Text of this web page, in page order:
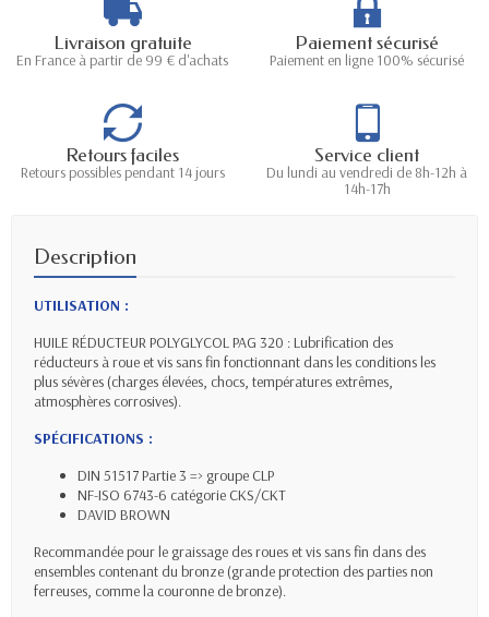
Livraison gratuite
En France à partir de 99 € d'achats
Paiement sécurisé
Paiement en ligne 100% sécurisé
Retours faciles
Retours possibles pendant 14 jours
Service client
Du lundi au vendredi de 8h-12h à
14h-17h
Description
UTILISATION :
HUILE RÉDUCTEUR POLYGLYCOL PAG 320 : Lubrification des
réducteurs à roue et vis sans fin fonctionnant dans les conditions les
plus sévères (charges élevées, chocs, températures extrêmes,
atmosphères corrosives).
SPÉCIFICATIONS :
DIN 51517 Partie 3 => groupe CLP
NF-ISO 6743-6 catégorie CKS/CKT
DAVID BROWN
Recommandée pour le graissage des roues et vis sans fin dans des
ensembles contenant du bronze (grande protection des parties non
ferreuses, comme la couronne de bronze).